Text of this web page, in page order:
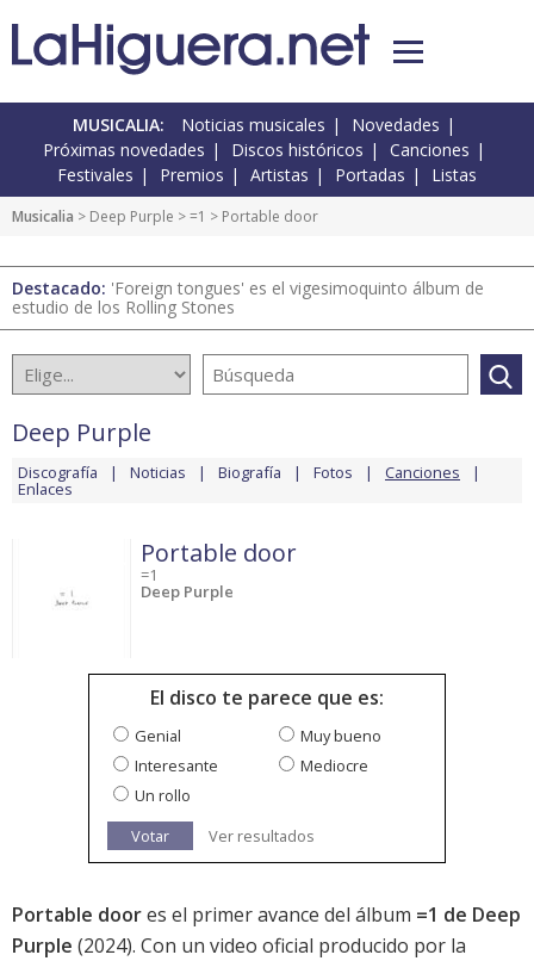
MUSICALIA: Noticias musicales
Novedades
Próximas novedades
Discos históricos
Canciones
Festivales
Premios Artistas Portadas Listas
Musicalia > Deep Purple >=1 > Portable door
Destacado: 'Foreign tongues' es el vigesimoquinto álbum de
estudio de los Rolling Stones
Deep Purple
Discografía Noticias Biografía Fotos Canciones
Enlaces
Portable door
=1
Deep Purple
El disco te parece que es:
Genial
Muy bueno
Interesante
Mediocre
Un rollo
Votar
Ver resultados
Portable doores el primer avance del álbum =1 de Deep
Purple (2024). Con un video oficial producido por la